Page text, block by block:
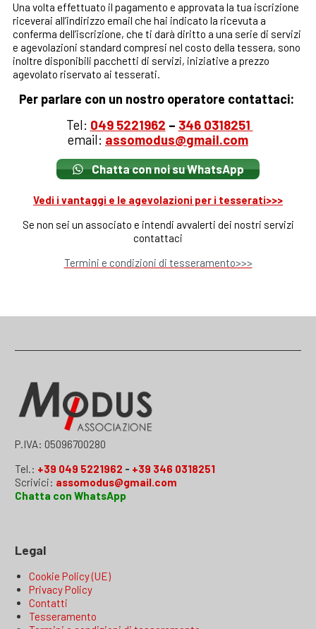
Una volta effettuato il pagamento e approvata la tua iscrizione
riceverai all’indirizzo email che hai indicato la ricevuta a
conferma dell’iscrizione, che ti darà diritto a una serie di servizi
e agevolazioni standard compresi nel costo della tessera, sono
inoltre disponibili pacchetti di servizi, iniziative a prezzo
agevolato riservato ai tesserati.
Per parlare con un nostro operatore contattaci:
Tel: 049 5221962 – 346 0318251
email: assomodus@gmail.com
Chatta con noi su WhatsApp
Vedi i vantaggi e le agevolazioni per i tesserati>>>
Se non sei un associato e intendi avvalerti dei nostri servizi
contattaci
Termini e condizioni di tesseramento>>>
P.IVA: 05096700280
Tel.: +39 049 5221962 - +39 346 0318251
Scrivici: assomodus@gmail.com
Chatta con WhatsApp
Legal
Cookie Policy (UE)
Privacy Policy
Contatti
Tesseramento